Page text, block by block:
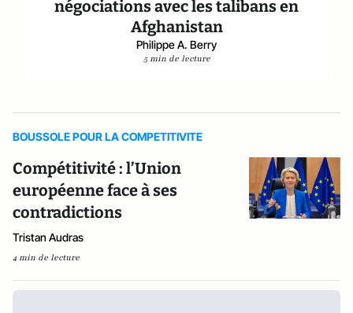
négociations avec les talibans en
Afghanistan
Philippe A. Berry
5 min de lecture
BOUSSOLE POUR LA COMPETITIVITE
Compétitivité : l’Union
européenne face à ses
contradictions
Tristan Audras
4 min de lecture